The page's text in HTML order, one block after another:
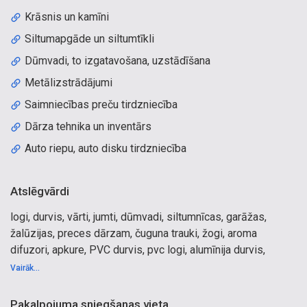
Krāsnis un kamīni
Siltumapgāde un siltumtīkli
Dūmvadi, to izgatavošana, uzstādīšana
Metālizstrādājumi
Saimniecības preču tirdzniecība
Dārza tehnika un inventārs
Auto riepu, auto disku tirdzniecība
Atslēgvārdi
logi, durvis, vārti, jumti, dūmvadi, siltumnīcas, garāžas,
žalūzijas, preces dārzam, čuguna trauki, žogi, aroma
difuzori, apkure, PVC durvis, pvc logi, alumīnija durvis,
alumīnija logi, visu veidu žalūzijas, moskītu tīkli, iekšdurvis,
iekšdurvis, ārdurvis dzīvokliem, ārdurvis mājai, metāla
Vairāk...